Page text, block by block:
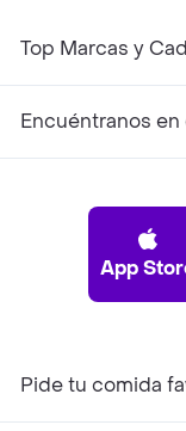
Top Marcas y
Encuéntranos
App
Pide tu comida